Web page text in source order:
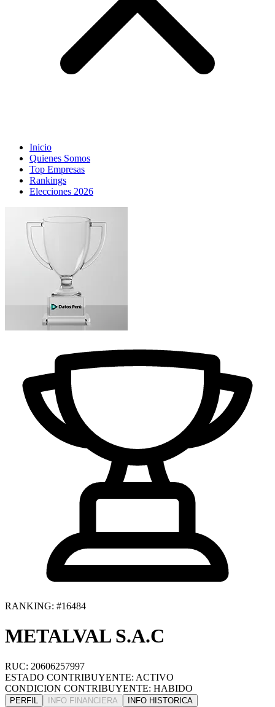
Inicio
Quienes Somos
Top Empresas
Rankings
Elecciones 2026
RANKING: #16484
METALVAL S.A.C
RUC: 20606257997
ESTADO CONTRIBUYENTE: ACTIVO
CONDICION CONTRIBUYENTE: HABIDO
PERFIL INFO FINANCIERA
INFO HISTORICA